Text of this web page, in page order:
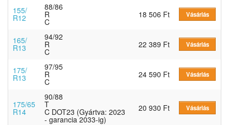
155/
R12
88/86
R
C
18 506 Ft Vásárlás
165/
R13
94/92
R
C
22 389 Ft Vásárlás
175/
R13
97/95
R
C
24 590 Ft Vásárlás
175/65
R14
90/88
T
C DOT23 (Gyártva: 2023
- garancia 2033-ig)
20 930 Ft Vásárlás